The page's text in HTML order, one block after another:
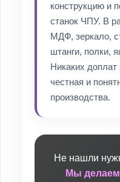
конструкцию и
станок ЧПУ. В
МДФ, зеркало,
штанги, полки,
Никаких
честная и
производства.
Не нашли
Мы